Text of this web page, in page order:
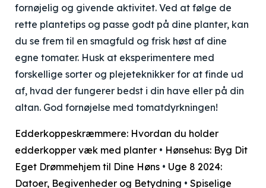
fornøjelig og givende aktivitet. Ved at følge de
rette plantetips og passe godt på dine planter, kan
du se frem til en smagfuld og frisk høst af dine
egne tomater. Husk at eksperimentere med
forskellige sorter og plejeteknikker for at finde ud
af, hvad der fungerer bedst i din have eller på din
altan. God fornøjelse med tomatdyrkningen!
Edderkoppeskræmmere: Hvordan du holder
edderkopper væk med planter • Hønsehus: Byg Dit
Eget Drømmehjem til Dine Høns • Uge 8 2024:
Datoer, Begivenheder og Betydning • Spiselige